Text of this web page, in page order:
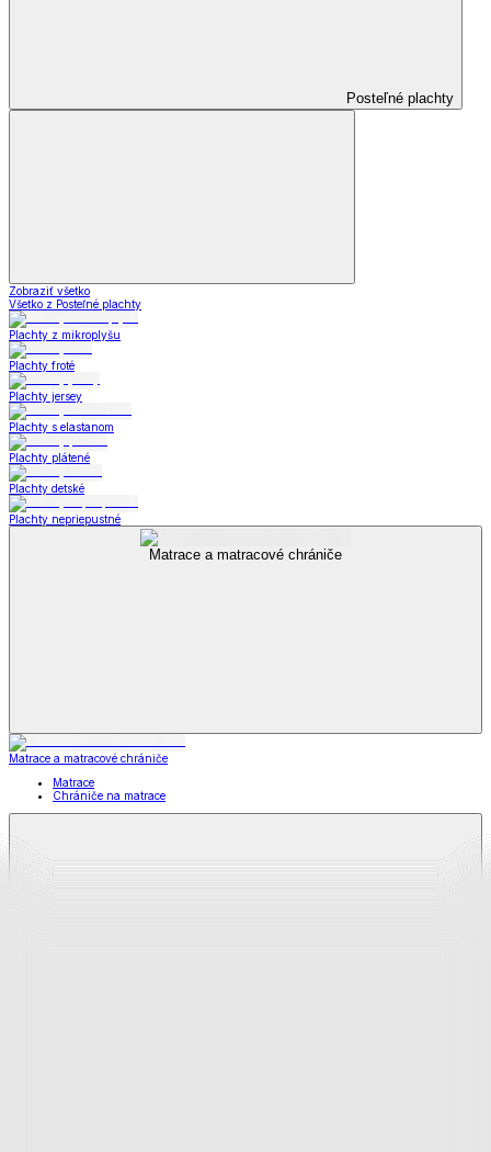
Posteľné plachty
Zobraziť všetko
Všetko z Posteľné plachty
Plachty z mikroplyšu
Plachty froté
Plachty jersey
Plachty s elastanom
Plachty plátené
Plachty detské
Plachty nepriepustné
Matrace a matracové chrániče
Matrace a matracové chrániče
Matrace
Chrániče na matrace